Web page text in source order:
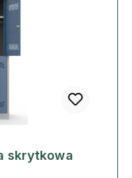
skrytkowa